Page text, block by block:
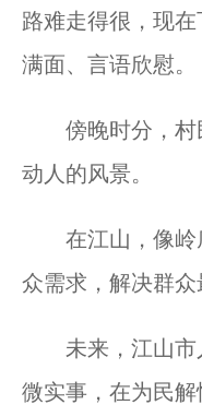
路难走得很，现在
满面、言语欣慰。
傍晚时分，村民
动人的风景。
在江山，像岭底
众需求，解决群众
未来，江山市人
微实事，在为民